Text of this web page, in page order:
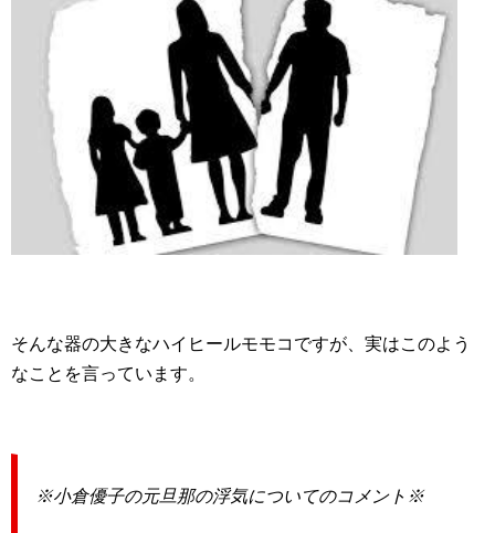
そんな器の大きなハイヒールモモコですが、実はこのよう
なことを言っています。
※小倉優子の元旦那の浮気についてのコメント※